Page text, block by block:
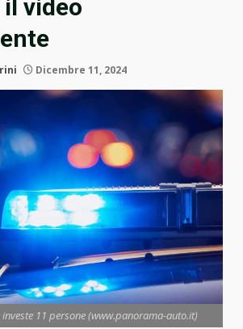
video
Dicembre 11, 2024
11 persone (www.panorama-auto.it)